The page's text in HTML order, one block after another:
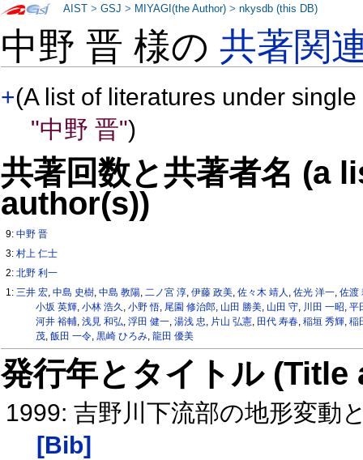
中野 晋 様の共著関
+(A list of literatures under
"中野 晋")
共著回数と共著者名 (a
author(s))
9:中野 晋
3:村上 仁士
2:北野 利一
1:三井 宏,中島 史樹,中島 教陽,二ノ宮 淳,伊藤 政美,佐々木 靖人 ,佐光 洋一,佐渡
小坂 英輝, 小林 浩久 , 小野 悟, 尾園 修治郎, 山田 勝美, 山田 守, 川田 一昭, 平
河井 裕輔, 浅見 和弘, 浮田 健一, 湯浅 忠, 片山 弘憲, 田代 寿春, 稲垣 秀輝, 稲
茂, 飯田 一令, 黒崎 ひろみ, 龍田 優美
発行年とタイトル
1999: 吉野川下流部の地形変動
[Bib]
AIST >GSJ > MIYAGI(the Author) >nkysdb (this DB)